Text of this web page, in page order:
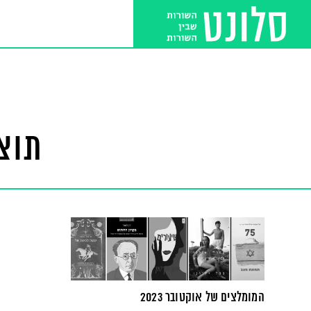
המומלצים של אוקטובר 2023